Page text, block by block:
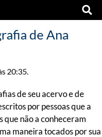
de Ana
20:35.
de seu acervo e de
por pessoas que a
não a conheceram
maneira tocados por sua